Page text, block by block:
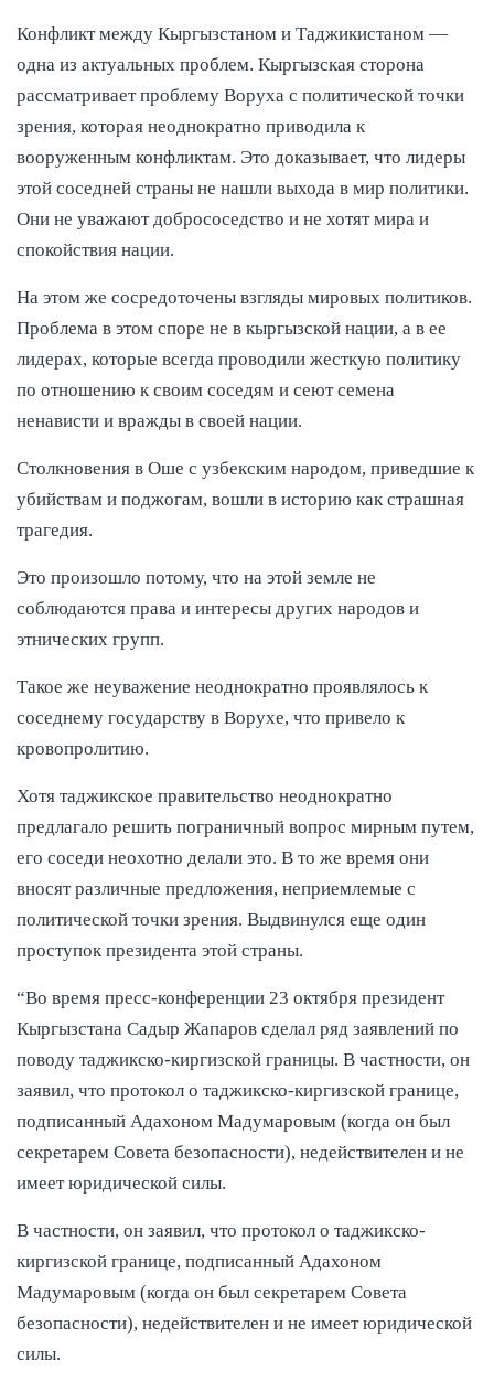
Конфликт между Кыргызстаном и Таджикистаном —
одна из актуальных проблем. Кыргызская сторона
рассматривает проблему Воруха с политической точки
зрения, которая неоднократно приводила к
вооруженным конфликтам. Это доказывает, что лидеры
этой соседней страны не нашли выхода в мир политики.
Они не уважают добрососедство и не хотят мира и
спокойствия нации.
На этом же сосредоточены взгляды мировых политиков.
Проблема в этом споре не в кыргызской нации, а в ее
лидерах, которые всегда проводили жесткую политику
по отношению к своим соседям и сеют семена
ненависти и вражды в своей нации.
Столкновения в Оше с узбекским народом, приведшие к
убийствам и поджогам, вошли в историю как страшная
трагедия.
Это произошло потому, что на этой земле не
соблюдаются права и интересы других народов и
этнических групп.
Такое же неуважение неоднократно проявлялось к
соседнему государству в Ворухе, что привело к
кровопролитию.
Хотя таджикское правительство неоднократно
предлагало решить пограничный вопрос мирным путем,
его соседи неохотно делали это. В то же время они
вносят различные предложения, неприемлемые с
политической точки зрения. Выдвинулся еще один
проступок президента этой страны.
“Во время пресс-конференции 23 октября президент
Кыргызстана Садыр Жапаров сделал ряд заявлений по
поводу таджикско-киргизской границы. В частности, он
заявил, что протокол о таджикско-киргизской границе,
подписанный Адахоном Мадумаровым (когда он был
секретарем Совета безопасности), недействителен и не
имеет юридической силы.
В частности, он заявил, что протокол о таджикско-
киргизской границе, подписанный Адахоном
Мадумаровым (когда он был секретарем Совета
безопасности), недействителен и не имеет юридической
силы.